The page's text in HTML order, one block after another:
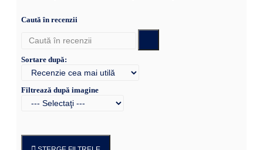
Caută în recenzii
Sortare după:
Filtrează după imagine